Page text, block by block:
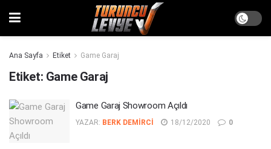
Ana Sayfa Etiket Game Garaj
Etiket: Game Garaj
Game Garaj Showroom Açıldı
YAZAR: BERK DEMIRCI 18/12/2020 0